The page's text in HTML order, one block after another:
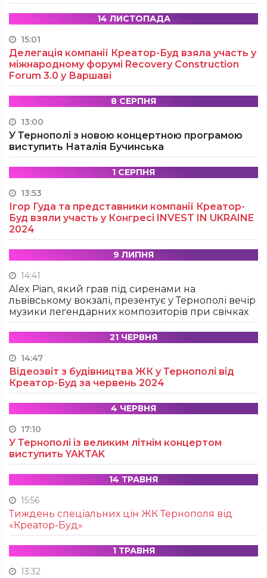
14 ЛИСТОПАДА
15:01
Делегація компанії Креатор-Буд взяла участь у
міжнародному форумі Recovery Construction
Forum 3.0 у Варшаві
8 СЕРПНЯ
13:00
У Тернополі з новою концертною програмою
виступить Наталія Бучинська
1 СЕРПНЯ
13:53
Ігор Гуда та представники компанії Креатор-
Буд взяли участь у Конгресі INVEST IN UKRAINE
2024
9 ЛИПНЯ
14:41
Alex Pian, який грав під сиренами на
львівському вокзалі, презентує у Тернополі вечір
музики легендарних композиторів при свічках
21 ЧЕРВНЯ
14:47
Відеозвіт з будівництва ЖК у Тернополі від
Креатор-Буд за червень 2024
4 ЧЕРВНЯ
17:10
У Тернополі із великим літнім концертом
виступить YAKTAK
14 ТРАВНЯ
15:56
Тиждень спеціальних цін ЖК Тернополя від
«Креатор-Буд»
1 ТРАВНЯ
13:32